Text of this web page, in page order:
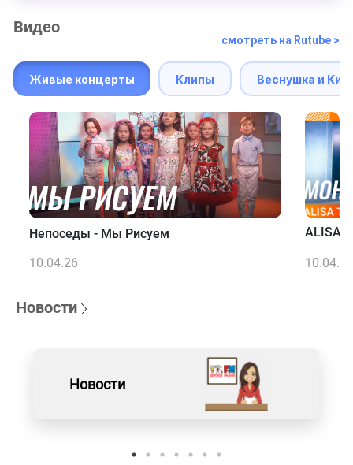
Видео
смотреть на Rutube >
Живые концерты Клипы Веснушка и
Непоседы - Мы Рисуем
10.04.26
ALISA
10.04.26
Новости
Новости